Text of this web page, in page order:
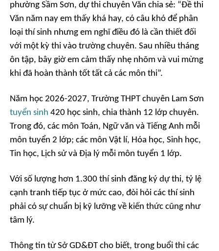
phường Sầm Sơn, dự thi chuyên Văn chia sẻ: “Đề thi
Văn năm nay em thấy khá hay, có câu khó để phân
loại thí sinh nhưng em nghĩ điều đó là cần thiết đối
với một kỳ thi vào trường chuyên. Sau nhiều tháng
ôn tập, bây giờ em cảm thấy nhẹ nhõm và vui mừng
khi đã hoàn thành tốt tất cả các môn thi”.
Năm học 2026-2027, Trường THPT chuyên Lam Sơn
tuyển sinh 420 học sinh, chia thành 12 lớp chuyên.
Trong đó, các môn Toán, Ngữ văn và Tiếng Anh mỗi
môn tuyển 2 lớp; các môn Vật lí, Hóa học, Sinh học,
Tin học, Lịch sử và Địa lý mỗi môn tuyển 1 lớp.
Với số lượng hơn 1.300 thí sinh đăng ký dự thi, tỷ lệ
cạnh tranh tiếp tục ở mức cao, đòi hỏi các thí sinh
phải có sự chuẩn bị kỹ lưỡng về kiến thức cũng như
tâm lý.
Thông tin từ Sở GD&ĐT cho biết, trong buổi thi các